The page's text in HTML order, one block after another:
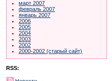
март 2007
февраль 2007
январь 2007
2006
2005
2004
2003
2002
2000-2002 (старый сайт)
RSS: